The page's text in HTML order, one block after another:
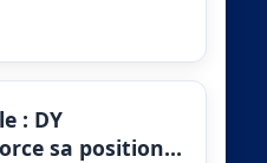
: DY
sa position…